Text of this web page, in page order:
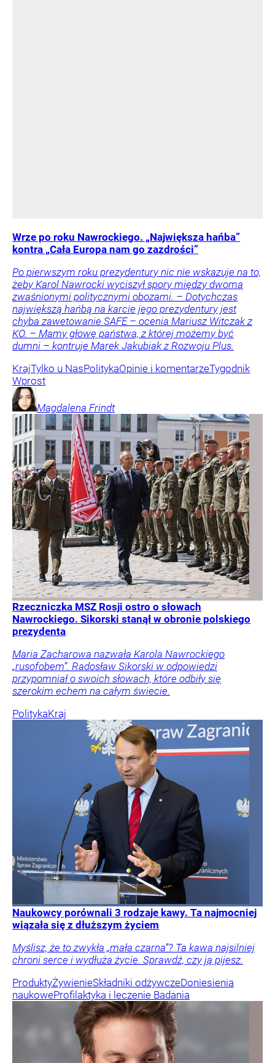
Wrze po roku Nawrockiego. „Największa hańba”
kontra „Cała Europa nam go zazdrości”
Po pierwszym roku prezydentury nic nie wskazuje na to,
żeby Karol Nawrocki wyciszył spory między dwoma
zwaśnionymi politycznymi obozami. – Dotychczas
największą hańbą na karcie jego prezydentury jest
chyba zawetowanie SAFE – ocenia Mariusz Witczak z
KO. – Mamy głowę państwa, z której możemy być
dumni – kontruje Marek Jakubiak z Rozwoju Plus.
KrajTylko u NasPolitykaOpinie i komentarzeTygodnik
Wprost
Magdalena Frindt
Rzeczniczka MSZ Rosji ostro o słowach
Nawrockiego. Sikorski stanął w obronie polskiego
prezydenta
Maria Zacharowa nazwała Karola Nawrockiego
„rusofobem”. Radosław Sikorski w odpowiedzi
przypomniał o swoich słowach, które odbiły się
szerokim echem na całym świecie.
PolitykaKraj
Naukowcy porównali 3 rodzaje kawy. Ta najmocniej
wiązała się z dłuższym życiem
Myślisz, że to zwykła „mała czarna”? Ta kawa najsilniej
chroni serce i wydłuża życie. Sprawdź, czy ją pijesz.
ProduktyŻywienieSkładniki odżywczeDoniesienia
naukoweProfilaktyka i leczenie Badania